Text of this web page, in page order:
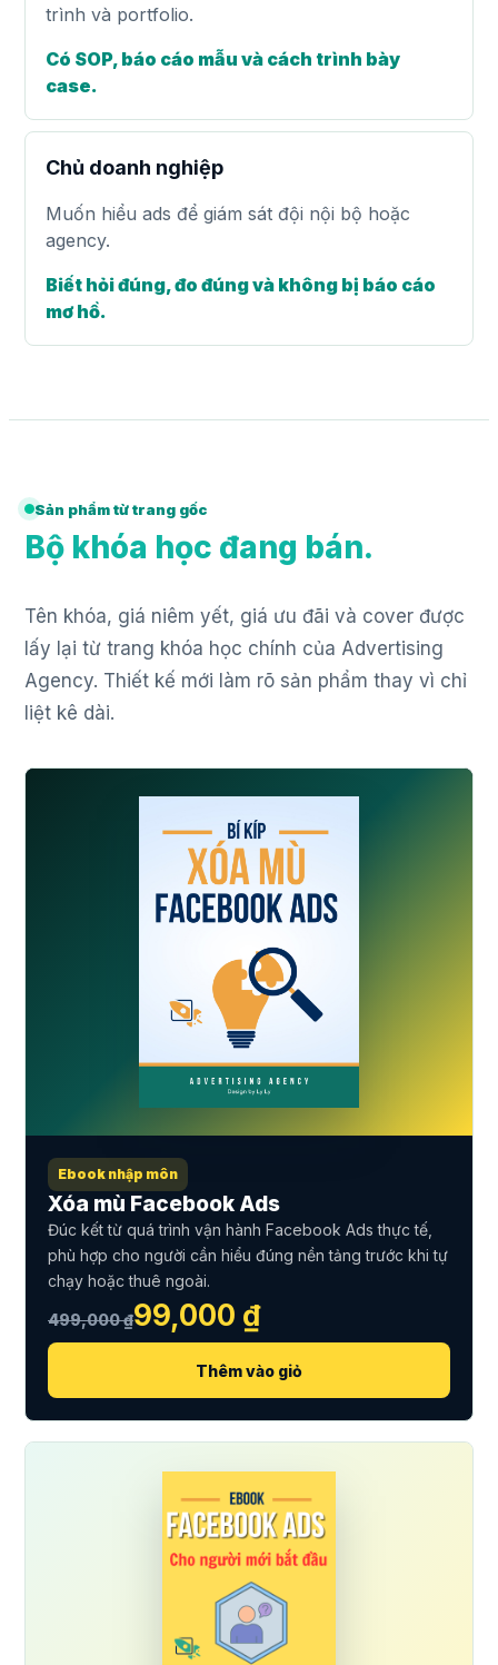
trình và portfolio.
Có SOP, báo cáo mẫu và cách trình bày
case.
Chủ doanh nghiệp
Muốn hiểu ads để giám sát đội nội bộ hoặc
agency.
Biết hỏi đúng, đo đúng và không bị báo cáo
mơ hồ.
Sản phẩm từ trang gốc
Bộ khóa học đang bán.
Tên khóa, giá niêm yết, giá ưu đãi và cover được
lấy lại từ trang khóa học chính của Advertising
Agency. Thiết kế mới làm rõ sản phẩm thay vì chỉ
liệt kê dài.
Ebook nhập môn
Xóa mù Facebook Ads
Đúc kết từ quá trình vận hành Facebook Ads thực tế,
phù hợp cho người cần hiểu đúng nền tảng trước khi tự
chạy hoặc thuê ngoài.
499,000 ₫99,000 ₫
Thêm vào giỏ